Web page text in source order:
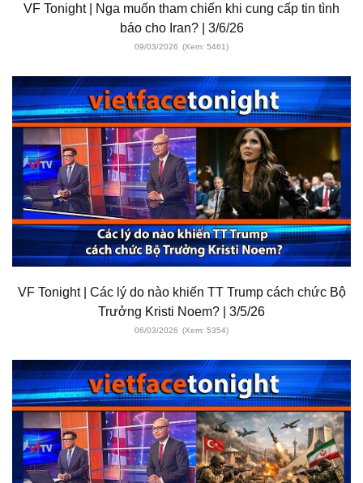
VF Tonight | Nga muốn tham chiến khi cung cấp tin tình
báo cho Iran? | 3/6/26
09/03/2026 (Xem: 5461)
VF Tonight | Các lý do nào khiến TT Trump cách chức Bộ
Trưởng Kristi Noem? | 3/5/26
06/03/2026 (Xem: 5354)